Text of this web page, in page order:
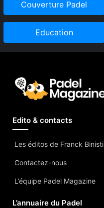
Couverture Padel
Education
Edito & contacts
Les éditos de Franck Binisti
Contactez-nous
L’équipe Padel Magazine
L’annuaire du Padel